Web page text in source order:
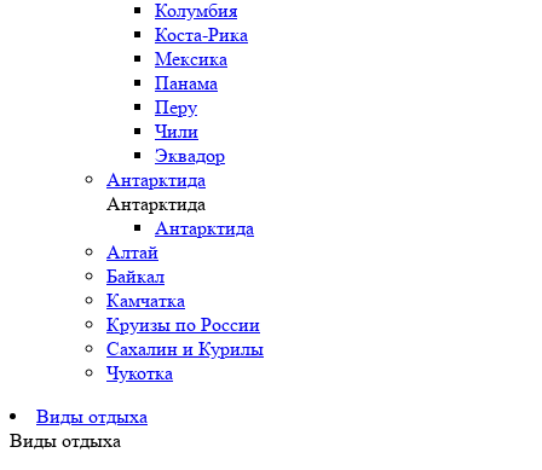
Колумбия
Коста-Рика
Мексика
Панама
Перу
Чили
Эквадор
Антарктида
Антарктида
Антарктида
Алтай
Байкал
Камчатка
Круизы по России
Сахалин и Курилы
Чукотка
Виды отдыха
Виды отдыха